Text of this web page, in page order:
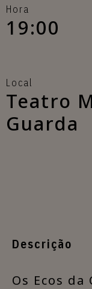
Hora
19:00
Local
Teatro
Guarda
Descrição
​Os Ecos